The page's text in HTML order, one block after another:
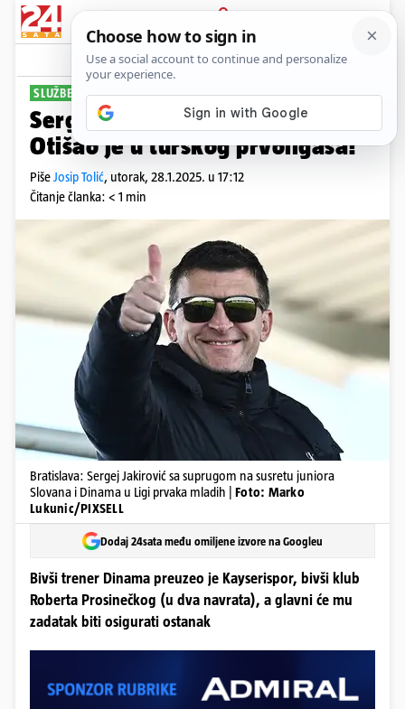
PRIJAVA
Sport Komentari
SLUŽBENO
Sergej Jakirović ima novi posao.
Otišao je u turskog prvoligaša!
PišeJosip Tolić, utorak, 28.1.2025. u 17:12
Čitanje članka: < 1 min
Bratislava: Sergej Jakirović sa suprugom na susretu juniora
Slovana i Dinama u Ligi prvaka mladih | Foto: Marko
Lukunic/PIXSELL
Dodaj 24sata među omiljene izvore na Googleu
Bivši trener Dinama preuzeo je Kayserispor, bivši klub
Roberta Prosinečkog (u dva navrata), a glavni će mu
zadatak biti osigurati ostanak